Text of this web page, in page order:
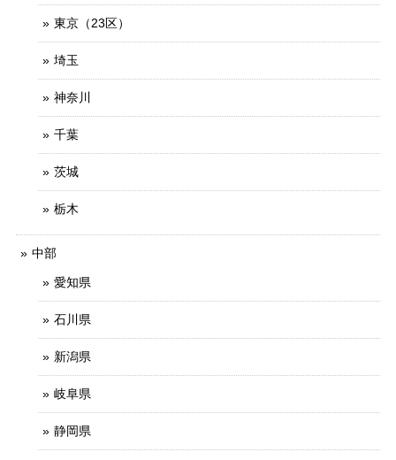
東京（23区）
埼玉
神奈川
千葉
茨城
栃木
中部
愛知県
石川県
新潟県
岐阜県
静岡県